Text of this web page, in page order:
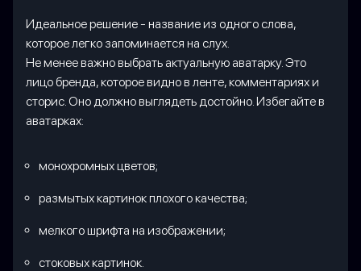
Идеальное решение - название из одного слова,
которое легко запоминается на слух.
Не менее важно выбрать актуальную аватарку. Это
лицо бренда, которое видно в ленте, комментариях и
сторис. Оно должно выглядеть достойно. Избегайте в
аватарках:
монохромных цветов;
размытых картинок плохого качества;
мелкого шрифта на изображении;
стоковых картинок.